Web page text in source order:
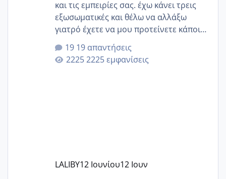
και τις εμπειρίες σας. έχω κάνει τρεις
εξωσωματικές και θέλω να αλλάξω
γιατρό έχετε να μου προτείνετε κάποιον
που μείνατε ευχαριστημένες και είχατε
επιιτυχία? έκανα στο υγεία με τον
ζερβομανωλάκη (δεν το εψαξε καθόλου
19 απαντήσεις
2225 εμφανίσεις
LALIBY12 Ιουνίου12 Ιουν